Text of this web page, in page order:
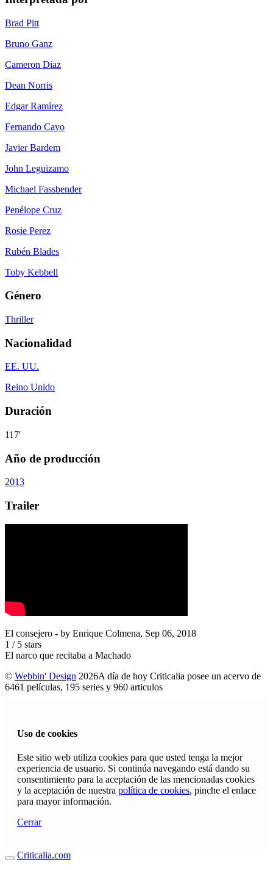
Brad Pitt
Bruno Ganz
Cameron Diaz
Dean Norris
Edgar Ramírez
Fernando Cayo
Javier Bardem
John Leguizamo
Michael Fassbender
Penélope Cruz
Rosie Perez
Rubén Blades
Toby Kebbell
Género
Thriller
Nacionalidad
EE. UU.
Reino Unido
Duración
117'
Año de producción
2013
Trailer
El consejero - by Enrique Colmena, Sep 06, 2018
1 / 5 stars
El narco que recitaba a Machado
© Webbin' Design 2026A día de hoy Criticalia posee un acervo de
6461 películas, 195 series y 960 articulos
Uso de cookies
Este sitio web utiliza cookies para que usted tenga la mejor
experiencia de usuario. Si continúa navegando está dando su
consentimiento para la aceptación de las mencionadas cookies
y la aceptación de nuestra política de cookies, pinche el enlace
para mayor información.
Cerrar
Criticalia.com